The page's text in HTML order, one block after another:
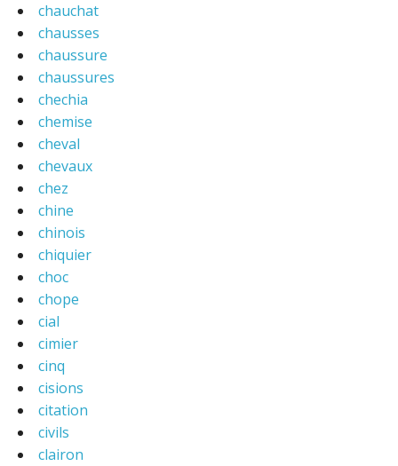
chauchat
chausses
chaussure
chaussures
chechia
chemise
cheval
chevaux
chez
chine
chinois
chiquier
choc
chope
cial
cimier
cinq
cisions
citation
civils
clairon